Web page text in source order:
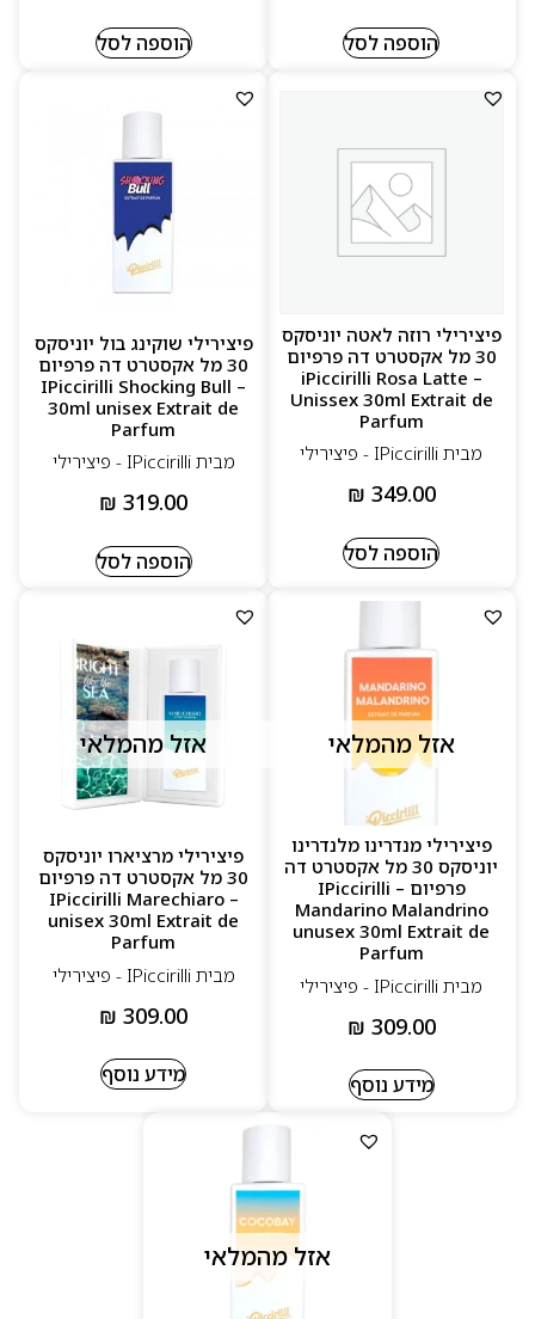
הוספה לסל הוספה לסל
פיצירילי רוזה לאטה יוניסקס
30 מל אקסטרט דה פרפיום
– iPiccirilli Rosa Latte
Unissex 30ml Extrait de
Parfum
מבית IPiccirilli - פיצירילי
₪ 349.00
הוספה לסל
פיצירילי שוקינג בול יוניסקס
30 מל אקסטרט דה פרפיום
– IPiccirilli Shocking Bull
30ml unisex Extrait de
Parfum
מבית IPiccirilli - פיצירילי
₪ 319.00
הוספה לסל
אזל מהמלאי
פיצירילי מנדרינו מלנדרינו
יוניסקס 30 מל אקסטרט דה
פרפיום – IPiccirilli
Mandarino Malandrino
unusex 30ml Extrait de
Parfum
מבית IPiccirilli - פיצירילי
₪ 309.00
מידע נוסף
אזל מהמלאי
פיצירילי מרציארו יוניסקס
30 מל אקסטרט דה פרפיום
– IPiccirilli Marechiaro
unisex 30ml Extrait de
Parfum
מבית IPiccirilli - פיצירילי
₪ 309.00
מידע נוסף
אזל מהמלאי